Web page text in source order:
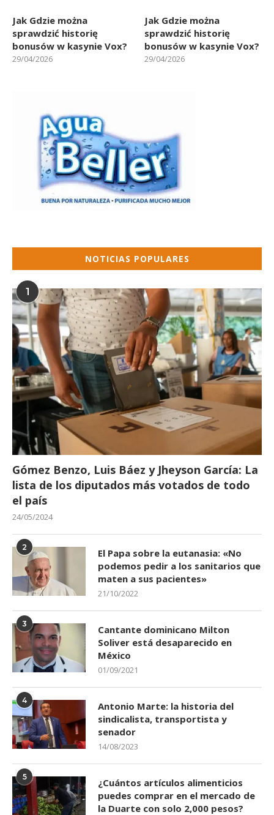
Jak Gdzie można
sprawdzić historię
bonusów w kasynie Vox?
29/04/2026
Jak Gdzie można
sprawdzić historię
bonusów w kasynie Vox?
29/04/2026
NOTICIAS POPULARES
1
Gómez Benzo, Luis Báez y Jheyson García: La
lista de los diputados más votados de todo
el país
24/05/2024
2
El Papa sobre la eutanasia: «No
podemos pedir a los sanitarios que
maten a sus pacientes»
21/10/2022
3
Cantante dominicano Milton
Soliver está desaparecido en
México
01/09/2021
4
Antonio Marte: la historia del
sindicalista, transportista y
senador
14/08/2023
5
¿Cuántos artículos alimenticios
puedes comprar en el mercado de
la Duarte con solo 2,000 pesos?